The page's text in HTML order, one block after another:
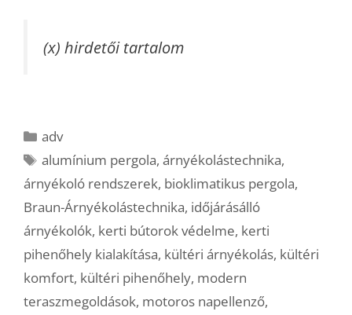
(x) hirdetői tartalom
Kategória
adv
Címkék
alumínium pergola,árnyékolástechnika,
árnyékoló rendszerek, bioklimatikus pergola,
Braun-Árnyékolástechnika, időjárásálló
árnyékolók, kerti bútorok védelme, kerti
pihenőhely kialakítása, kültéri árnyékolás, kültéri
komfort, kültéri pihenőhely, modern
teraszmegoldások, motoros napellenző,